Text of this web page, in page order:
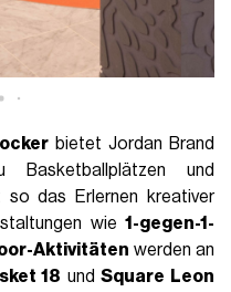
bietet Jordan Brand
Basketballplätzen und
so das Erlernen kreativer
wie 1-gegen-1-
Aktivitäten werden an
18 undSquare Leon